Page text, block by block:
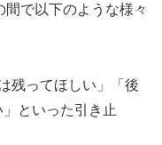
で以下のような様々
残ってほしい」「後
といった引き止